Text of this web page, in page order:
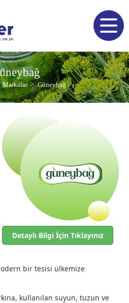
Markalar Güneybağ
Detaylı Bilgi İçin Tıklayınız
bir tesisi ülkemize
kullanılan suyun, tuzun ve